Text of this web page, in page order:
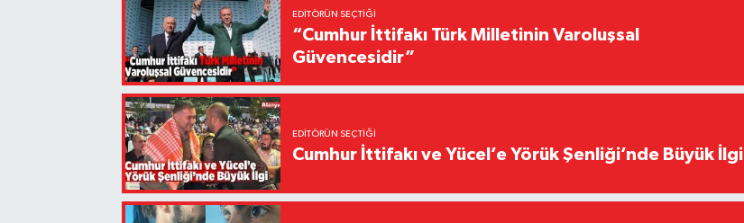
EDITÖRÜN SEÇTIĞI
“Cumhur İttifakı Türk Milletinin Varoluşsal
Güvencesidir”
EDITÖRÜN SEÇTIĞI
Cumhur İttifakı ve Yücel’e Yörük Şenliği’nde Büyük İlgi